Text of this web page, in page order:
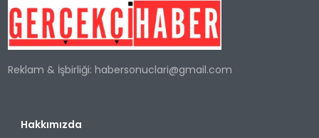
SPOR
TEKNOLOJI
YAŞAM
Reklam & İşbirliği:habersonuclari@gmail.com
Hakkımızda